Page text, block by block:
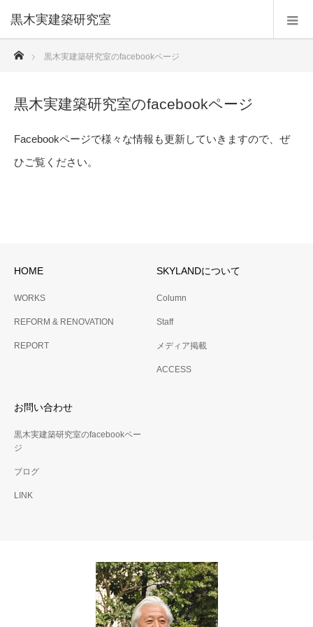
黒木実建築研究室
ホーム
黒木実建築研究室のfacebookページ
黒木実建築研究室のfacebookページ
Facebookページで様々な情報も更新していきますので、ぜ
ひご覧ください。
HOME
WORKS
REFORM & RENOVATION
REPORT
SKYLANDについて
Column
Staff
メディア掲載
ACCESS
お問い合わせ
黒木実建築研究室のfacebookペー
ジ
ブログ
LINK